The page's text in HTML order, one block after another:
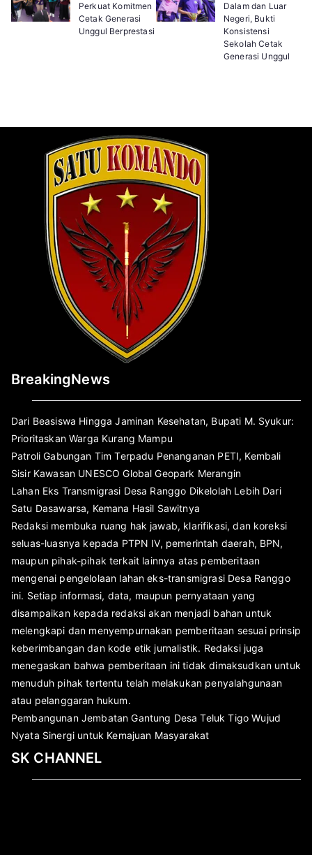
Perkuat Komitmen
Cetak Generasi
Unggul Berprestasi
Dalam dan Luar
Negeri, Bukti
Konsistensi
Sekolah Cetak
Generasi Unggul
BreakingNews
Dari Beasiswa Hingga Jaminan Kesehatan, Bupati M. Syukur:
Prioritaskan Warga Kurang Mampu
Patroli Gabungan Tim Terpadu Penanganan PETI, Kembali
Sisir Kawasan UNESCO Global Geopark Merangin
Lahan Eks Transmigrasi Desa Ranggo Dikelolah Lebih Dari
Satu Dasawarsa, Kemana Hasil Sawitnya
Redaksi membuka ruang hak jawab, klarifikasi, dan koreksi
seluas-luasnya kepada PTPN IV, pemerintah daerah, BPN,
maupun pihak-pihak terkait lainnya atas pemberitaan
mengenai pengelolaan lahan eks-transmigrasi Desa Ranggo
ini. Setiap informasi, data, maupun pernyataan yang
disampaikan kepada redaksi akan menjadi bahan untuk
melengkapi dan menyempurnakan pemberitaan sesuai prinsip
keberimbangan dan kode etik jurnalistik. Redaksi juga
menegaskan bahwa pemberitaan ini tidak dimaksudkan untuk
menuduh pihak tertentu telah melakukan penyalahgunaan
atau pelanggaran hukum.
Pembangunan Jembatan Gantung Desa Teluk Tigo Wujud
Nyata Sinergi untuk Kemajuan Masyarakat
SK CHANNEL